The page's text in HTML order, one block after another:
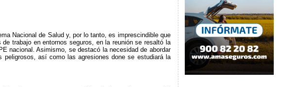
Nacional de Salud y, por lo tanto, es imprescindible que
trabajo en entornos seguros, en la reunión se resaltó la
nacional. Asimismo, se destacó la necesidad de abordar
peligrosos, así como las agresiones done se estudiará la